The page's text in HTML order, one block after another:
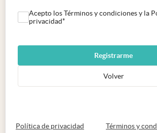
Acepto los Términos y condiciones y la
privacidad*
Registrarme
Volver
Política de privacidad abre en nueva pestaña
Términos y